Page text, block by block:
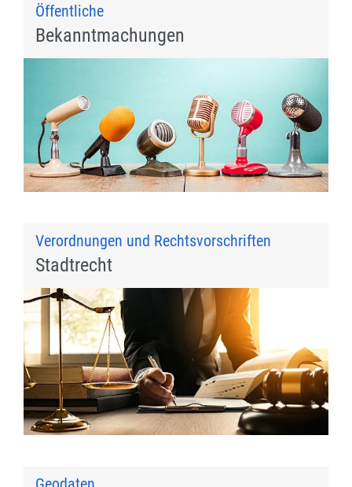
Öffentliche
Bekanntmachungen
Verordnungen und Rechtsvorschriften
Stadtrecht